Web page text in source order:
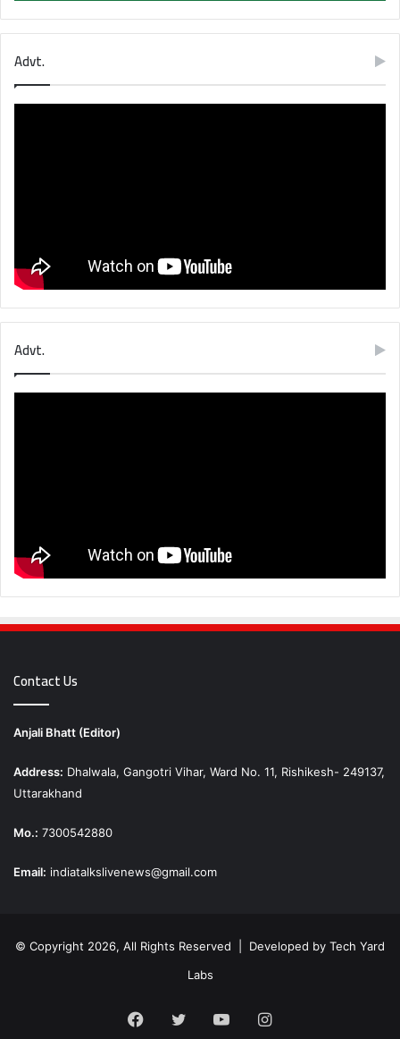
Advt.
Advt.
Contact Us
Anjali Bhatt (Editor)
Address: Dhalwala, Gangotri Vihar, Ward No. 11, Rishikesh- 249137,
Uttarakhand
Mo.: 7300542880
Email: indiatalkslivenews@gmail.com
© Copyright 2026, All Rights Reserved | Developed by Tech Yard
Labs
Facebook
Twitter YouTubeInstagram